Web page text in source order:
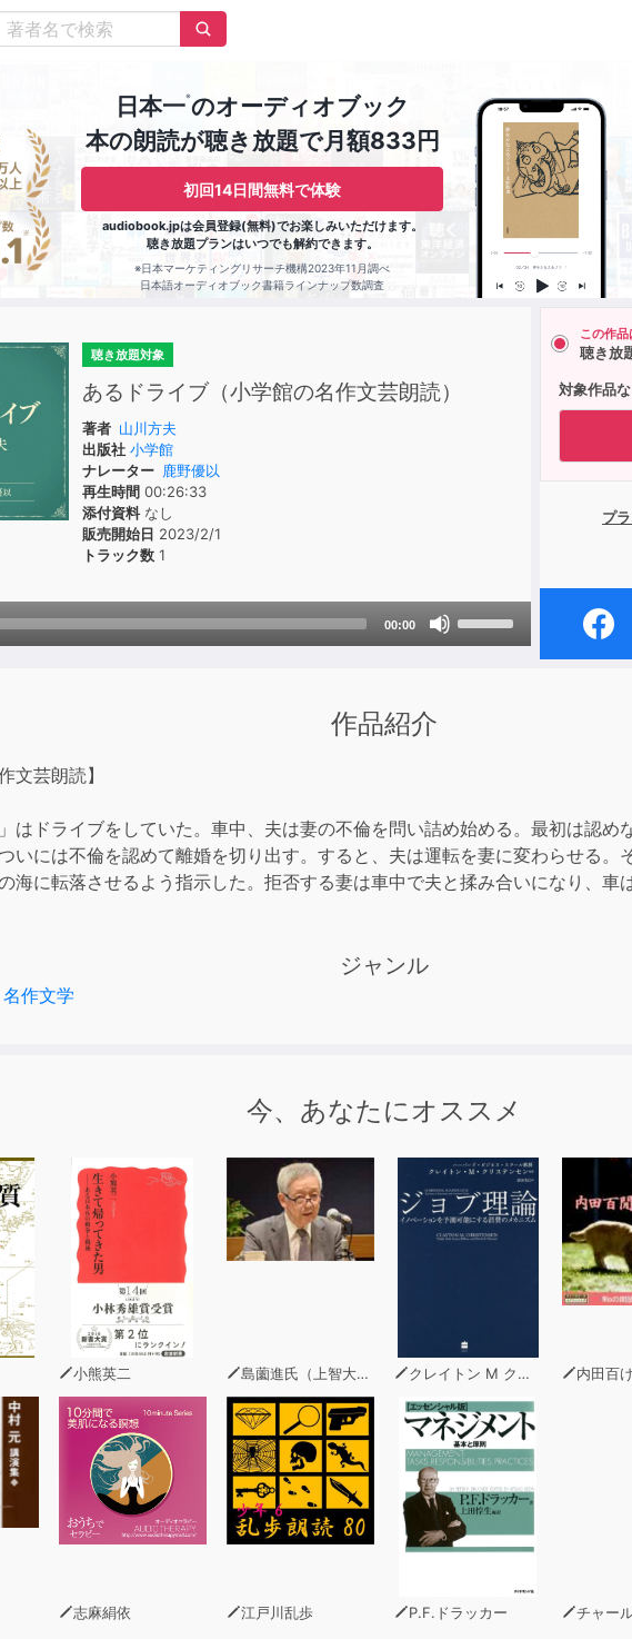
日本一※のオーディオブック
本の朗読が聴き放題で月額833円
初回14日間無料で体験
audiobook.jpは会員登録(無料)でお楽しみいただけます。
聴き放題プランはいつでも解約できます。
※日本マーケティングリサーチ機構2023年11月調べ
日本語オーディオブック書籍ラインナップ数調査
聴き放題対象
あるドライブ（小学館の名作文芸朗読）
著者 山川方夫
出版社 小学館
ナレーター 鹿野優以
再生時間 00:26:33
添付資料なし
販売開始日 2023/2/1
トラック数 1
00:00
volume.
この作
聴き放
対象作品
プ
作品紹介
文芸朗読】
」はドライブをしていた。車中、夫は妻の不倫を問い詰め始める。最初は認め
いには不倫を認めて離婚を切り出す。すると、夫は運転を妻に変わらせる。
海に転落させるよう指示した。拒否する妻は車中で夫と揉み合いになり、車
ジャンル
名作文学
今、あなたにオススメ
小熊英二 島薗進氏（上智大学グリーフケア研究所長） クレイトン M クリステンセン 内田百
志麻絹依 江戸川乱歩 P.F.ドラッカー チャー